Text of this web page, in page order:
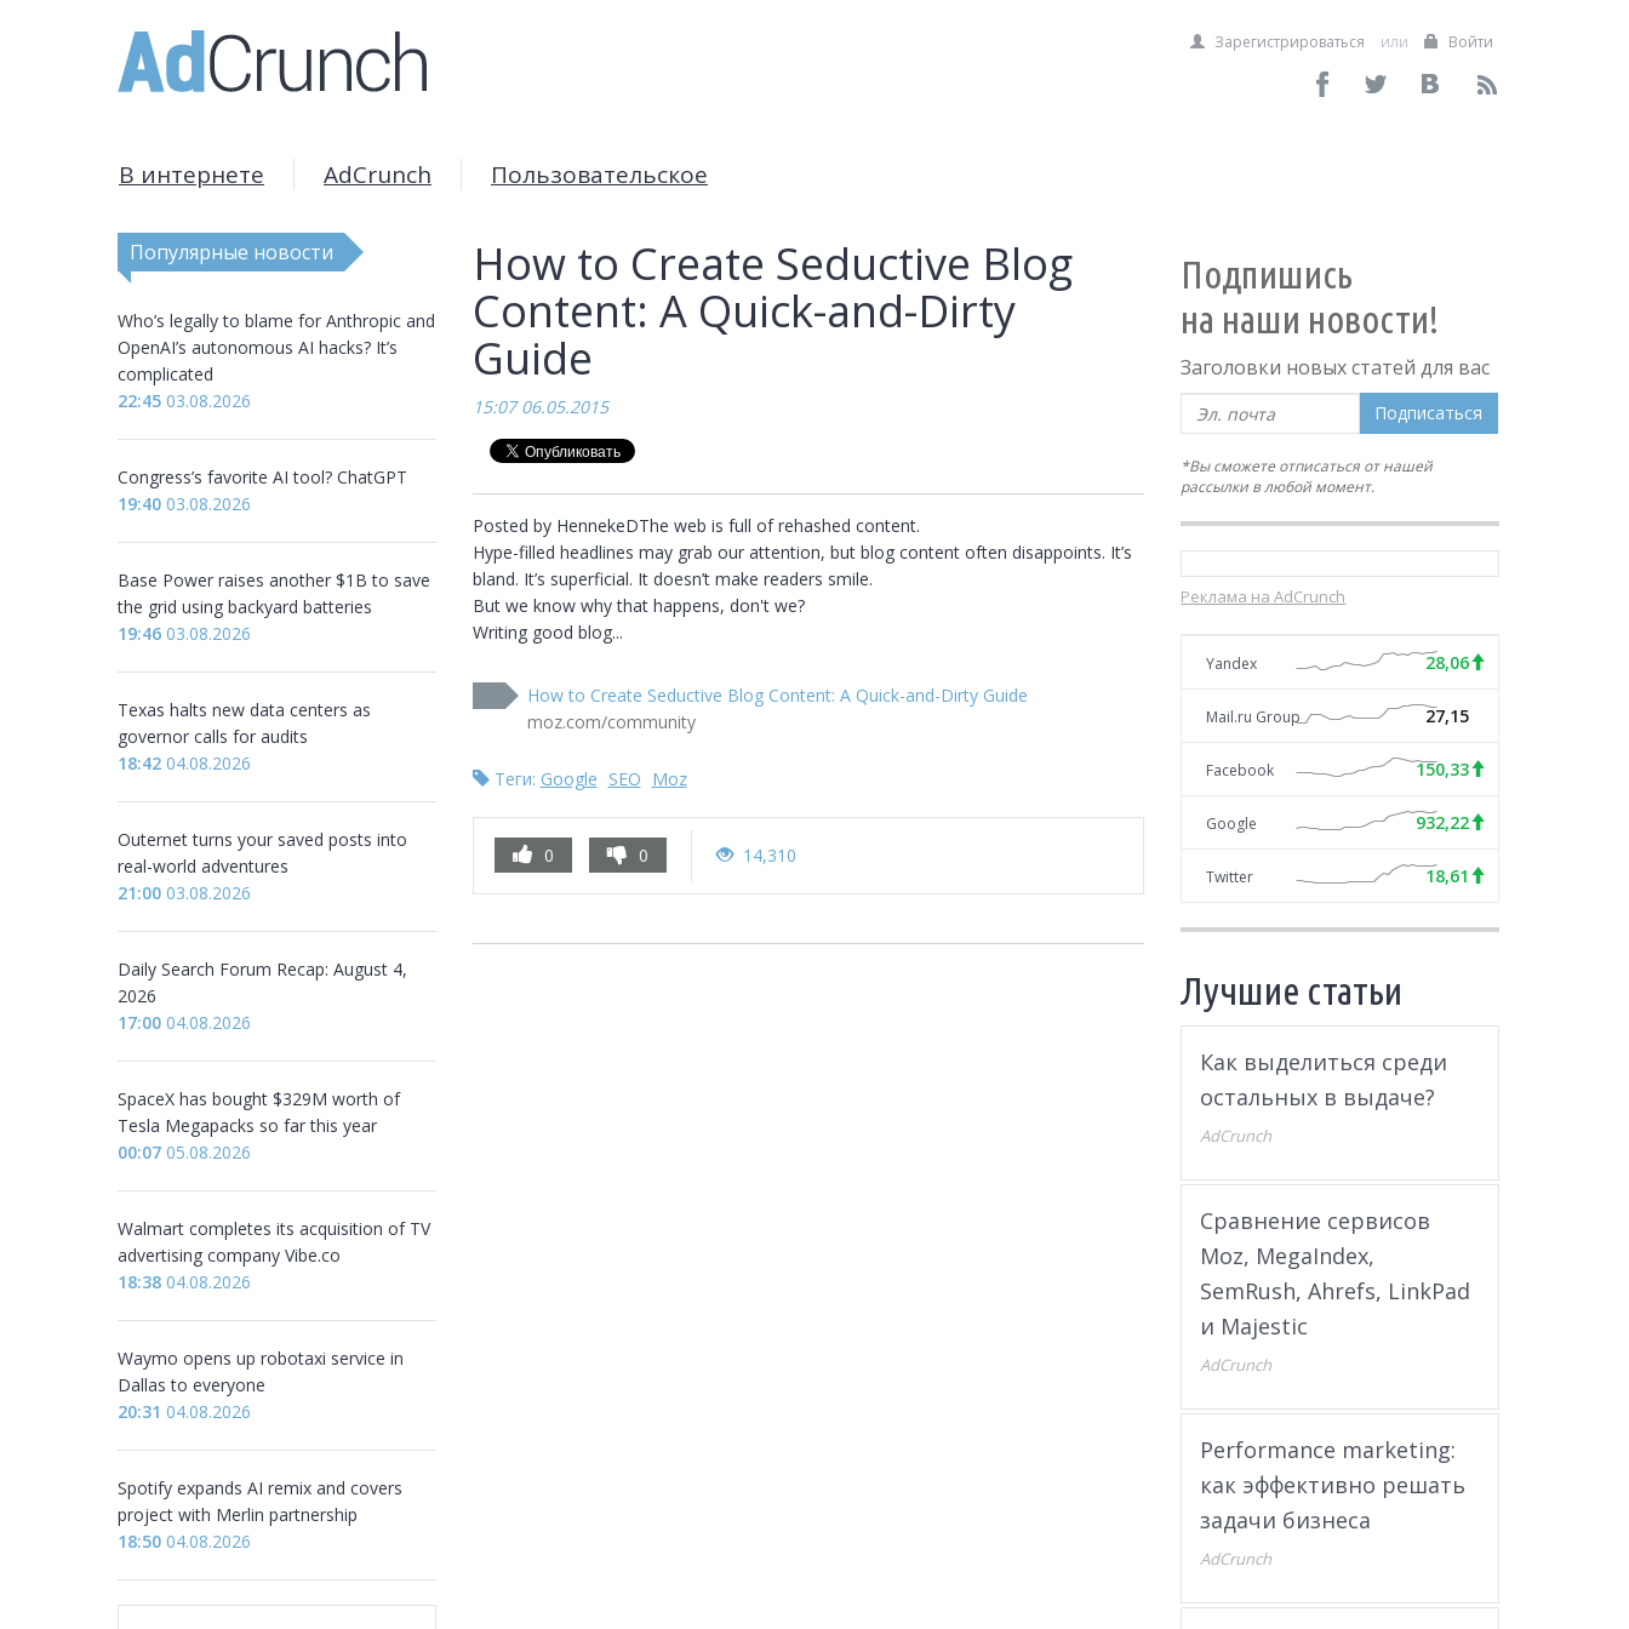
Зарегистрироваться или Войти
В интернете AdCrunch Пользовательское
Популярные новости
Who’s legally to blame for Anthropic and
OpenAI’s autonomous AI hacks? It’s
complicated
22:45 03.08.2026
Congress’s favorite AI tool? ChatGPT
19:40 03.08.2026
Base Power raises another $1B to save
the grid using backyard batteries
19:46 03.08.2026
Texas halts new data centers as
governor calls for audits
18:42 04.08.2026
Outernet turns your saved posts into
real-world adventures
21:00 03.08.2026
Daily Search Forum Recap: August 4,
2026
17:00 04.08.2026
SpaceX has bought $329M worth of
Tesla Megapacks so far this year
00:07 05.08.2026
Walmart completes its acquisition of TV
advertising company Vibe.co
18:38 04.08.2026
Waymo opens up robotaxi service in
Dallas to everyone
20:31 04.08.2026
Spotify expands AI remix and covers
project with Merlin partnership
18:50 04.08.2026
How to Create Seductive Blog
Content: A Quick-and-Dirty
Guide
15:07 06.05.2015
Posted by HennekeDThe web is full of rehashed content.
Hype-filled headlines may grab our attention, but blog content often disappoints. It’s
bland. It’s superficial. It doesn’t make readers smile.
But we know why that happens, don't we?
Writing good blog...
How to Create Seductive Blog Content: A Quick-and-Dirty Guide
moz.com/community
Теги: Google SEO Moz
0 0 14,310
Подпишись
на наши новости!
Заголовки новых статей для вас
Подписаться
*Вы сможете отписаться от нашей
рассылки в любой момент.
Реклама на AdCrunch
Yandex 28,06
Mail.ru Group 27,15
Facebook 150,33
Google 932,22
Twitter 18,61
Лучшие статьи
Как выделиться среди
остальных в выдаче?
AdCrunch
Сравнение сервисов
Moz, MegaIndex,
SemRush, Ahrefs, LinkPad
и Majestic
AdCrunch
Performance marketing:
как эффективно решать
задачи бизнеса
AdCrunch